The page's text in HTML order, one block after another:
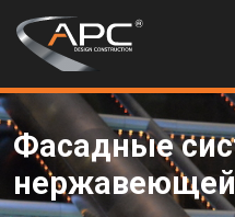
Фасадные